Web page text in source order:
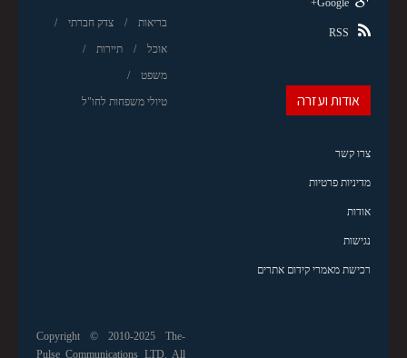
בריאות צדק חברתי
אוכל תיירות
משפט
טיולי משפחות לחו"ל
RSS
אודות ועזרה
צרו קשר
מדיניות פרטיות
אודות
נגישות
רכישת מאמרי קידום אתרים
Copyright © 2010-2025 The-
Pulse Communications LTD. All